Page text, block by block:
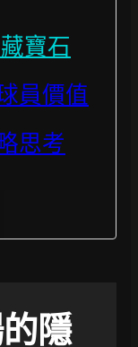
寶石
員價值
思考
隱